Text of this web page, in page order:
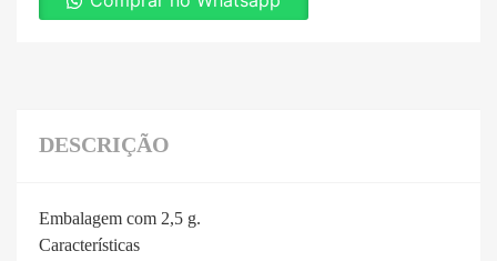
DESCRIÇÃO
Embalagem com 2,5 g.
Características